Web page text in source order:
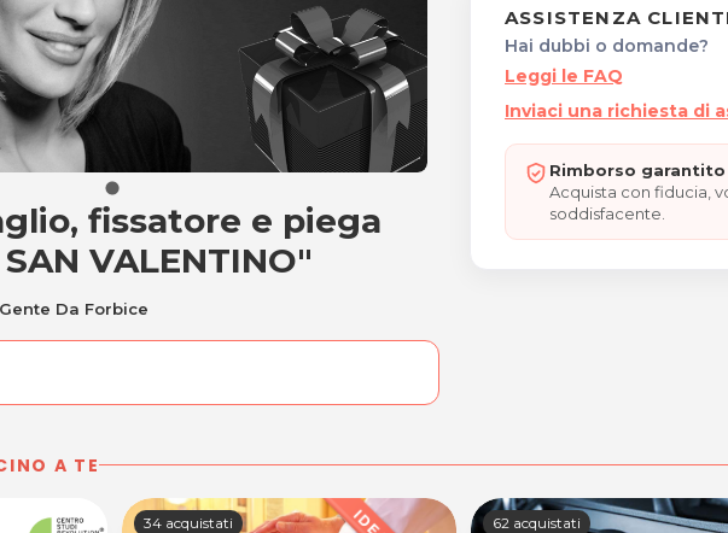
fissatore e piega "REGALO
fissatore e piega
VALENTINO"
Da Forbice
ASSISTENZA
Hai dubbi o domande?
Leggi le FAQ
Inviaci una richiesta di
Rimborso
Acquista con fiducia,
soddisfacente.
A TE
34 acquistati 62 acquistati